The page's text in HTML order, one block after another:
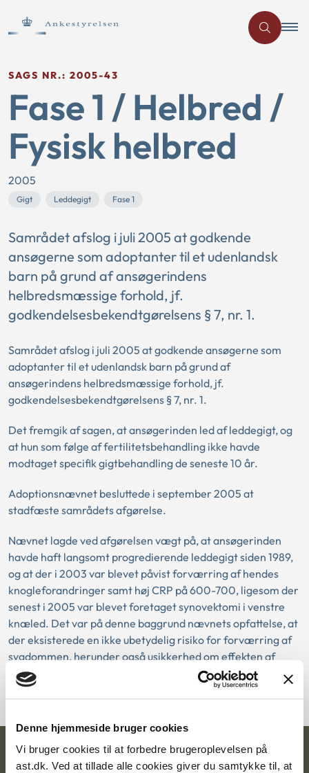
Denne hjemmeside bruger cookies
Vi bruger cookies til at forbedre brugeroplevelsen på
ast.dk. Ved at tillade alle cookies giver du samtykke til, at
SAGS NR.: 2005-43
Fase 1 / Helbred /
Fysisk helbred
2005
Gigt Leddegigt Fase 1
Samrådet afslog i juli 2005 at godkende
ansøgerne som adoptanter til et udenlandsk
barn på grund af ansøgerindens
helbredsmæssige forhold, jf.
godkendelsesbekendtgørelsens § 7, nr. 1.
Samrådet afslog i juli 2005 at godkende ansøgerne som
adoptanter til et udenlandsk barn på grund af
ansøgerindens helbredsmæssige forhold, jf.
godkendelsesbekendtgørelsens § 7, nr. 1.
Det fremgik af sagen, at ansøgerinden led af leddegigt, og
at hun som følge af fertilitetsbehandling ikke havde
modtaget specifik gigtbehandling de seneste 10 år.
Adoptionsnævnet besluttede i september 2005 at
stadfæste samrådets afgørelse.
Nævnet lagde ved afgørelsen vægt på, at ansøgerinden
havde haft langsomt progredierende leddegigt siden 1989,
og at der i 2003 var blevet påvist forværring af hendes
knogleforandringer samt høj CRP på 600-700, ligesom der
senest i 2005 var blevet foretaget synovektomi i venstre
knæled. Det var på denne baggrund nævnets opfattelse, at
der eksisterede en ikke ubetydelig risiko for forværring af
sygdommen, herunder også usikkerhed om effekten af
specifik gigtbehandling, eftersom der er 1/3 af patienterne,
der ikke responderer på denne behandling.
Ankestyrelsen